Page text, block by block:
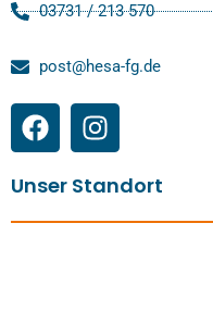
03731 / 213 570
post@hesa-fg.de
Unser Standort